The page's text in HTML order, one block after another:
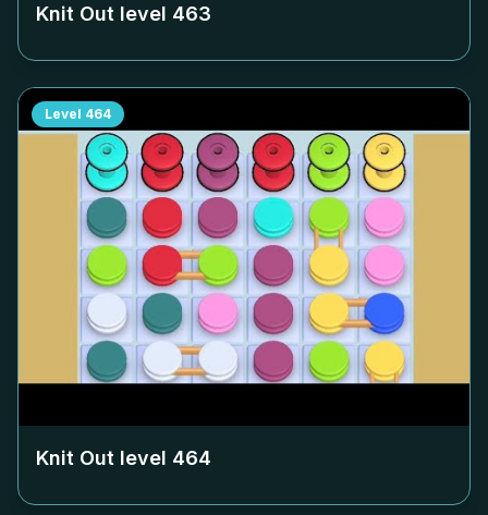
Knit Out level 463
Level 464
Knit Out level 464